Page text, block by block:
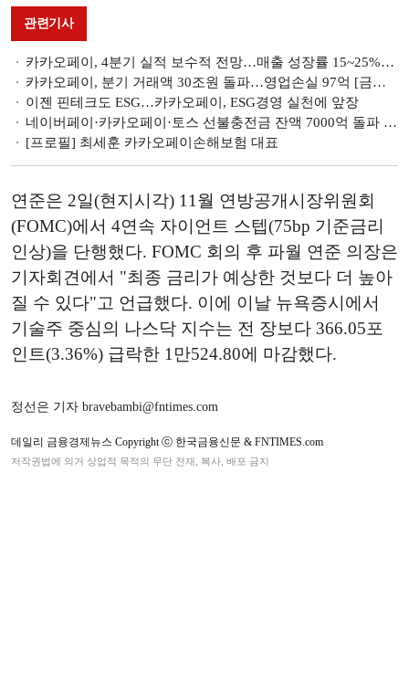
관련기사
카카오페이, 4분기 실적 보수적 전망…매출 성장률 15~25%로 ‘하향’ [금융사 2022 3분기 실적]
카카오페이, 분기 거래액 30조원 돌파…영업손실 97억 [금융사 2022 3분기 실적]
이젠 핀테크도 ESG…카카오페이, ESG경영 실천에 앞장
네이버페이·카카오페이·토스 선불충전금 잔액 7000억 돌파 앞둬
[프로필] 최세훈 카카오페이손해보험 대표
연준은 2일(현지시각) 11월 연방공개시장위원회
(FOMC)에서 4연속 자이언트 스텝(75bp 기준금리
인상)을 단행했다. FOMC 회의 후 파월 연준 의장은
기자회견에서 "최종 금리가 예상한 것보다 더 높아
질 수 있다"고 언급했다. 이에 이날 뉴욕증시에서
기술주 중심의 나스닥 지수는 전 장보다 366.05포
인트(3.36%) 급락한 1만524.80에 마감했다.
정선은 기자 bravebambi@fntimes.com
데일리 금융경제뉴스 Copyright ⓒ 한국금융신문 & FNTIMES.com
저작권법에 의거 상업적 목적의 무단 전재, 복사, 배포 금지